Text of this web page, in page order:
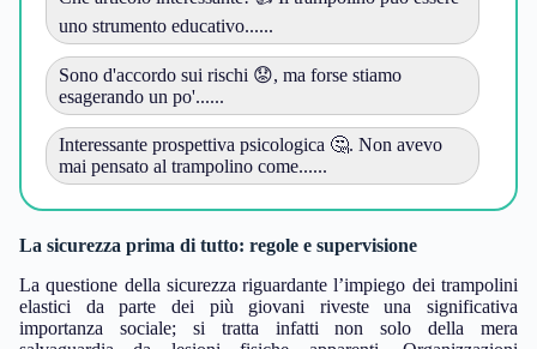
uno strumento educativo......
Sono d'accordo sui rischi 😟, ma forse stiamo
esagerando un po'......
Interessante prospettiva psicologica 🤔. Non avevo
mai pensato al trampolino come......
La sicurezza prima di tutto: regole e supervisione
La questione della sicurezza riguardante l’impiego dei trampolini
elastici da parte dei più giovani riveste una significativa
importanza sociale; si tratta infatti non solo della mera